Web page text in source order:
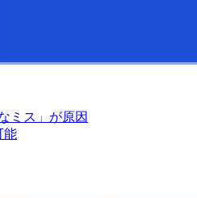
ミス」が原因
能